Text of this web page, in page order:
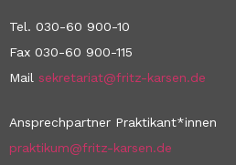
Tel. 030-60 900-10
Fax 030-60 900-115
Mail sekretariat@fritz-karsen.de
Ansprechpartner Praktikant*innen
praktikum@fritz-karsen.de